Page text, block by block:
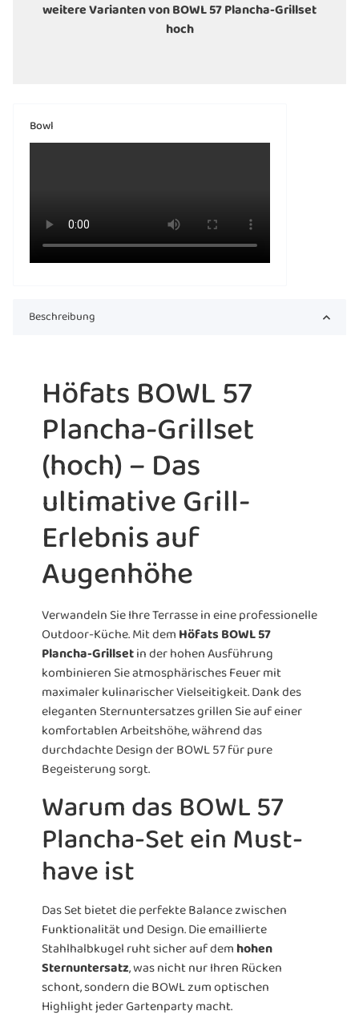
weitere Varianten von BOWL 57 Plancha-Grillset
hoch
Bowl
Beschreibung
Höfats BOWL 57
Plancha-Grillset
(hoch) – Das
ultimative Grill-
Erlebnis auf
Augenhöhe
Verwandeln Sie Ihre Terrasse in eine professionelle
Outdoor-Küche. Mit demHöfats BOWL 57
Plancha-Grillsetin der hohen Ausführung
kombinieren Sie atmosphärisches Feuer mit
maximaler kulinarischer Vielseitigkeit. Dank des
eleganten Sternuntersatzes grillen Sie auf einer
komfortablen Arbeitshöhe, während das
durchdachte Design der BOWL 57 für pure
Begeisterung sorgt.
Warum das BOWL 57
Plancha-Set ein Must-
have ist
Das Set bietet die perfekte Balance zwischen
Funktionalität und Design. Die emaillierte
Stahlhalbkugel ruht sicher auf demhohen
Sternuntersatz, was nicht nur Ihren Rücken
schont, sondern die BOWL zum optischen
Highlight jeder Gartenparty macht.